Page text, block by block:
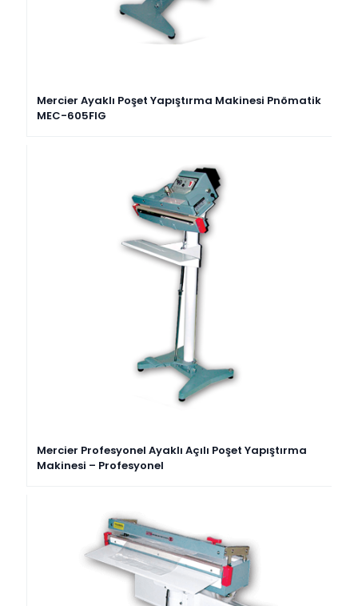
Mercier Ayaklı Poşet Yapıştırma Makinesi Pnömatik
MEC-605FIG
Mercier Profesyonel Ayaklı Açılı Poşet Yapıştırma
Makinesi – Profesyonel